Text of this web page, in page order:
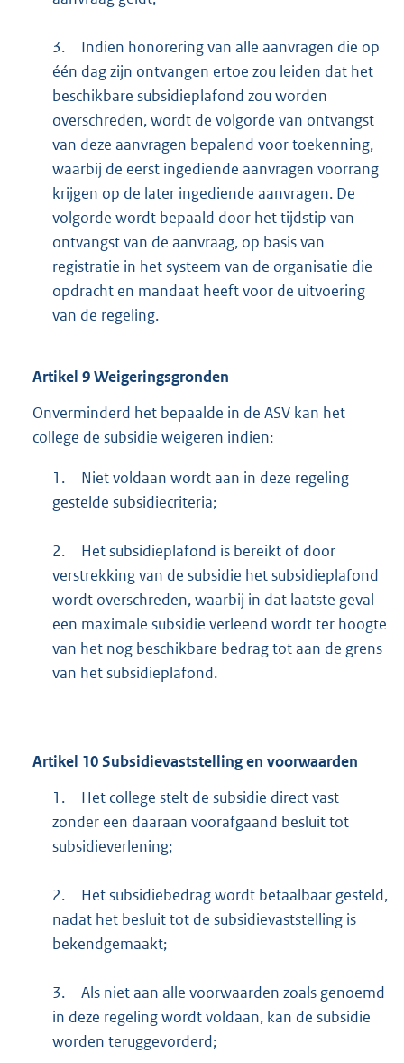
3.
Indien honorering van alle aanvragen die op
één dag zijn ontvangen ertoe zou leiden dat het
beschikbare subsidieplafond zou worden
overschreden, wordt de volgorde van ontvangst
van deze aanvragen bepalend voor toekenning,
waarbij de eerst ingediende aanvragen voorrang
krijgen op de later ingediende aanvragen. De
volgorde wordt bepaald door het tijdstip van
ontvangst van de aanvraag, op basis van
registratie in het systeem van de organisatie die
opdracht en mandaat heeft voor de uitvoering
van de regeling.
Artikel 9Weigeringsgronden
Onverminderd het bepaalde in de ASV kan het
college de subsidie weigeren indien:
1.
Niet voldaan wordt aan in deze regeling
gestelde subsidiecriteria;
2.
Het subsidieplafond is bereikt of door
verstrekking van de subsidie het subsidieplafond
wordt overschreden, waarbij in dat laatste geval
een maximale subsidie verleend wordt ter hoogte
van het nog beschikbare bedrag tot aan de grens
van het subsidieplafond.
Artikel 10Subsidievaststelling en voorwaarden
1.
Het college stelt de subsidie direct vast
zonder een daaraan voorafgaand besluit tot
subsidieverlening;
2.
Het subsidiebedrag wordt betaalbaar gesteld,
nadat het besluit tot de subsidievaststelling is
bekendgemaakt;
3.
Als niet aan alle voorwaarden zoals genoemd
in deze regeling wordt voldaan, kan de subsidie
worden teruggevorderd;